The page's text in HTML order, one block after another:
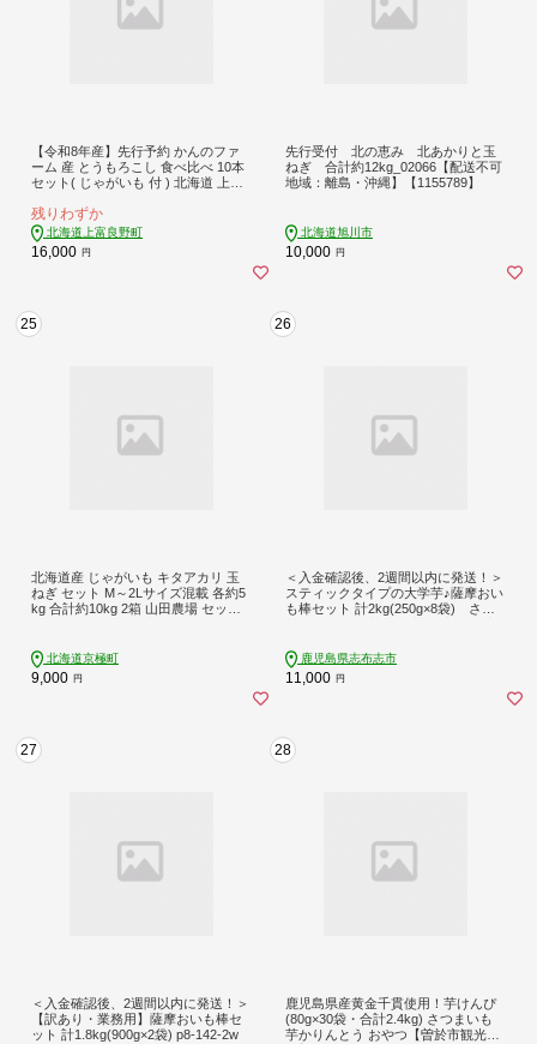
【令和8年産】先行予約 かんのファ
ーム 産 とうもろこし 食べ比べ 10本
セット( じゃがいも 付 ) 北海道 上富
セット じゃがいも ジャガイモ 先行
受付
残りわずか
北海道上富良野町
16,000 円
先行受付 北の恵み 北あかりと玉
ねぎ 合計約12kg_02066【配送不可
地域：離島・沖縄】【1155789】
北海道旭川市
10,000 円
25
北海道産 じゃがいも キタアカリ 玉
ねぎ セット M～2Lサイズ混載 各約5
kg 合計約10kg 2箱 山田農場 セット
年10月上旬-2027年1月上旬迄発送予
定】
北海道京極町
9,000 円
26
＜入金確認後、2週間以内に発送！＞
スティックタイプの大学芋♪薩摩おい
も棒セット 計2kg(250g×8袋) さつ
菓子 アイス ランキング 人気 a1-107-
2w
鹿児島県志布志市
11,000 円
27
＜入金確認後、2週間以内に発送！＞
【訳あり・業務用】薩摩おいも棒セ
ット 計1.8kg(900g×2袋) p8-142-2w
28
鹿児島県産黄金千貫使用！芋けんぴ
(80g×30袋・合計2.4kg) さつまいも
芋かりんとう おやつ【曽於市観光協